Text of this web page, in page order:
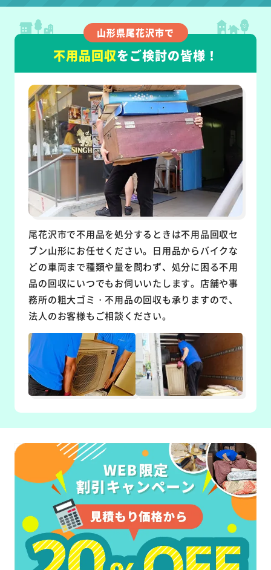
山形県尾花沢市で
不用品回収をご検討の皆様！
尾花沢市で不用品を処分するときは不用品回収セ
ブン山形にお任せください。日用品からバイクな
どの車両まで種類や量を問わず、処分に困る不用
品の回収にいつでもお伺いいたします。店舗や事
務所の粗大ゴミ・不用品の回収も承りますので、
法人のお客様もご相談ください。